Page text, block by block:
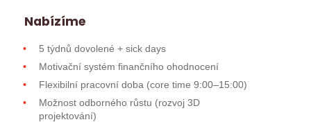
Nabízíme
5 týdnů dovolené + sick days
Motivační systém finančního ohodnocení
Flexibilní pracovní doba (core time 9:00–15:00)
Možnost odborného růstu (rozvoj 3D
projektování)